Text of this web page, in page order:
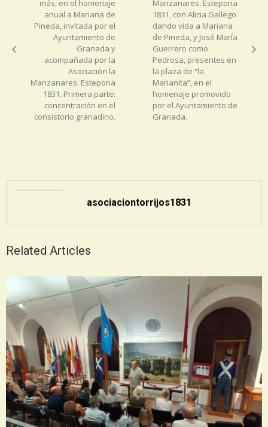
más, en el homenaje
anual a Mariana de
Pineda, invitada por el
Ayuntamiento de
Granada y
acompañada por la
Asociación la
Manzanares. Estepona
1831. Primera parte:
concentración en el
consistorio granadino.
Manzanares. Estepona
1831, con Alicia Gallego
dando vida a Mariana
de Pineda, y José María
Guerrero como
Pedrosa, presentes en
la plaza de “la
Marianita”, en el
homenaje promovido
por el Ayuntamiento de
Granada.
asociaciontorrijos1831
Related Articles